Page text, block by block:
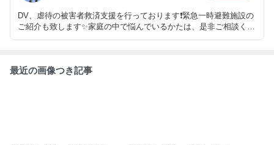
DV、虐待の被害者救済支援を行っております❗緊急一時避難施設の
ご紹介も致します✨家庭の中で悩んでいるかたは、是非ご相談くだ
さいね✨
最近の画像つき記事